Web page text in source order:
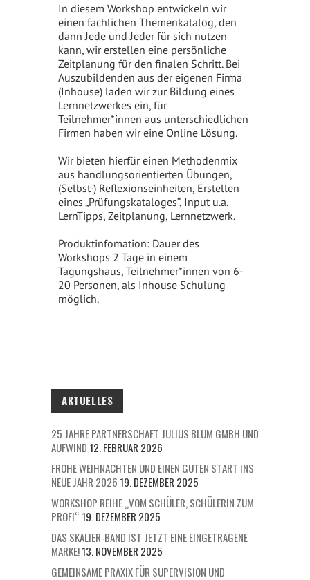
In diesem Workshop entwickeln wir
einen fachlichen Themenkatalog, den
dann Jede und Jeder für sich nutzen
kann, wir erstellen eine persönliche
Zeitplanung für den finalen Schritt. Bei
Auszubildenden aus der eigenen Firma
(Inhouse) laden wir zur Bildung eines
Lernnetzwerkes ein, für
Teilnehmer*innen aus unterschiedlichen
Firmen haben wir eine Online Lösung.
Wir bieten hierfür einen Methodenmix
aus handlungsorientierten Übungen,
(Selbst-) Reflexionseinheiten, Erstellen
eines „Prüfungskataloges“, Input u.a.
LernTipps, Zeitplanung, Lernnetzwerk.
Produktinfomation: Dauer des
Workshops 2 Tage in einem
Tagungshaus, Teilnehmer*innen von 6-
20 Personen, als Inhouse Schulung
möglich.
AKTUELLES
25 JAHRE PARTNERSCHAFT JULIUS BLUM GMBH UND
AUFWIND 12. FEBRUAR 2026
FROHE WEIHNACHTEN UND EINEN GUTEN START INS
NEUE JAHR 2026 19. DEZEMBER 2025
WORKSHOP REIHE „VOM SCHÜLER, SCHÜLERIN ZUM
PROFI“ 19. DEZEMBER 2025
DAS SKALIER-BAND IST JETZT EINE EINGETRAGENE
MARKE!13. NOVEMBER 2025
GEMEINSAME PRAXIX FÜR SUPERVISION UND